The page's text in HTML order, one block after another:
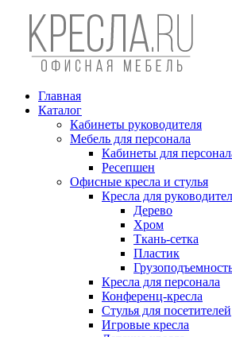
Главная
Каталог
Кабинеты руководителя
Мебель для персонала
Кабинеты для
Ресепшен
Офисные кресла и стулья
Кресла для
Дерево
Хром
Ткань-сетка
Пластик
Кресла для персонала
Конференц-кресла
Стулья для посетителей
Игровые кресла